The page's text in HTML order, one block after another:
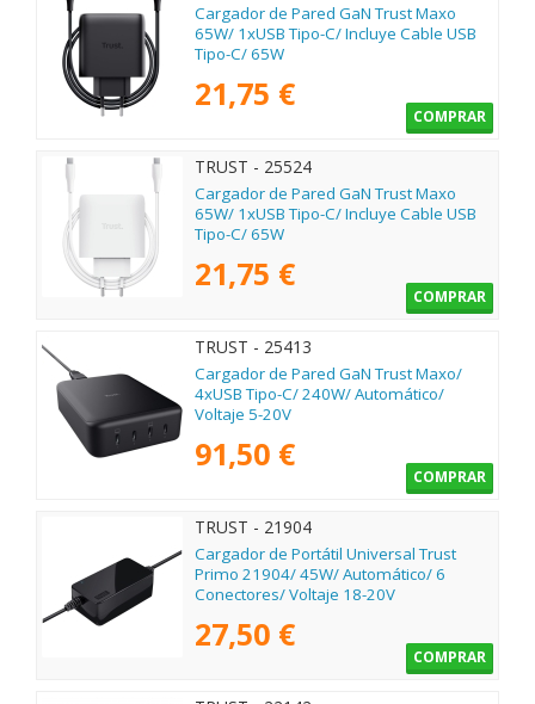
Cargador de Pared GaN Trust Maxo
65W/ 1xUSB Tipo-C/ Incluye Cable USB
Tipo-C/ 65W
21,75 €
COMPRAR
TRUST - 25524
Cargador de Pared GaN Trust Maxo
65W/ 1xUSB Tipo-C/ Incluye Cable USB
Tipo-C/ 65W
21,75 €
COMPRAR
TRUST - 25413
Cargador de Pared GaN Trust Maxo/
4xUSB Tipo-C/ 240W/ Automático/
Voltaje 5-20V
91,50 €
COMPRAR
TRUST - 21904
Cargador de Portátil Universal Trust
Primo 21904/ 45W/ Automático/ 6
Conectores/ Voltaje 18-20V
27,50 €
COMPRAR